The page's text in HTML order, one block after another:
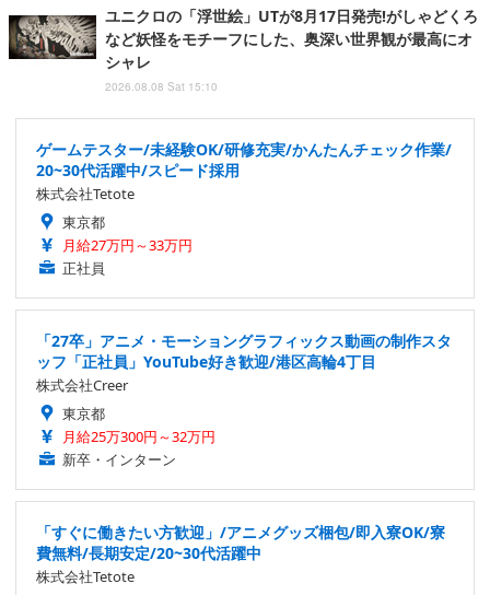
ユニクロの「浮世絵」UTが8月17日発売!がしゃどくろ
など妖怪をモチーフにした、奥深い世界観が最高にオ
シャレ
2026.08.08 Sat 15:10
ゲームテスター/未経験OK/研修充実/かんたんチェック作業/
20~30代活躍中/スピード採用
株式会社Tetote
東京都
月給27万円～33万円
正社員
「27卒」アニメ・モーショングラフィックス動画の制作スタ
ッフ「正社員」YouTube好き歓迎/港区高輪4丁目
株式会社Creer
東京都
月給25万300円～32万円
新卒・インターン
「すぐに働きたい方歓迎」/アニメグッズ梱包/即入寮OK/寮
費無料/長期安定/20~30代活躍中
株式会社Tetote